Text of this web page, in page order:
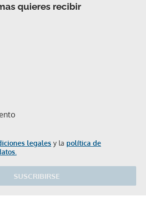
quieres recibir
legales y la política de
SUSCRIBIRSE